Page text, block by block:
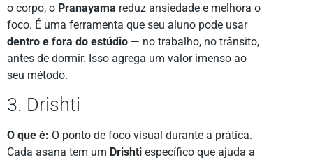
o corpo, o Pranayama reduz ansiedade e melhora o
foco. É uma ferramenta que seu aluno pode usar
dentro e fora do estúdio — no trabalho, no trânsito,
antes de dormir. Isso agrega um valor imenso ao
seu método.
3. Drishti
O que é: O ponto de foco visual durante a prática.
Cada asana tem um Drishti específico que ajuda a